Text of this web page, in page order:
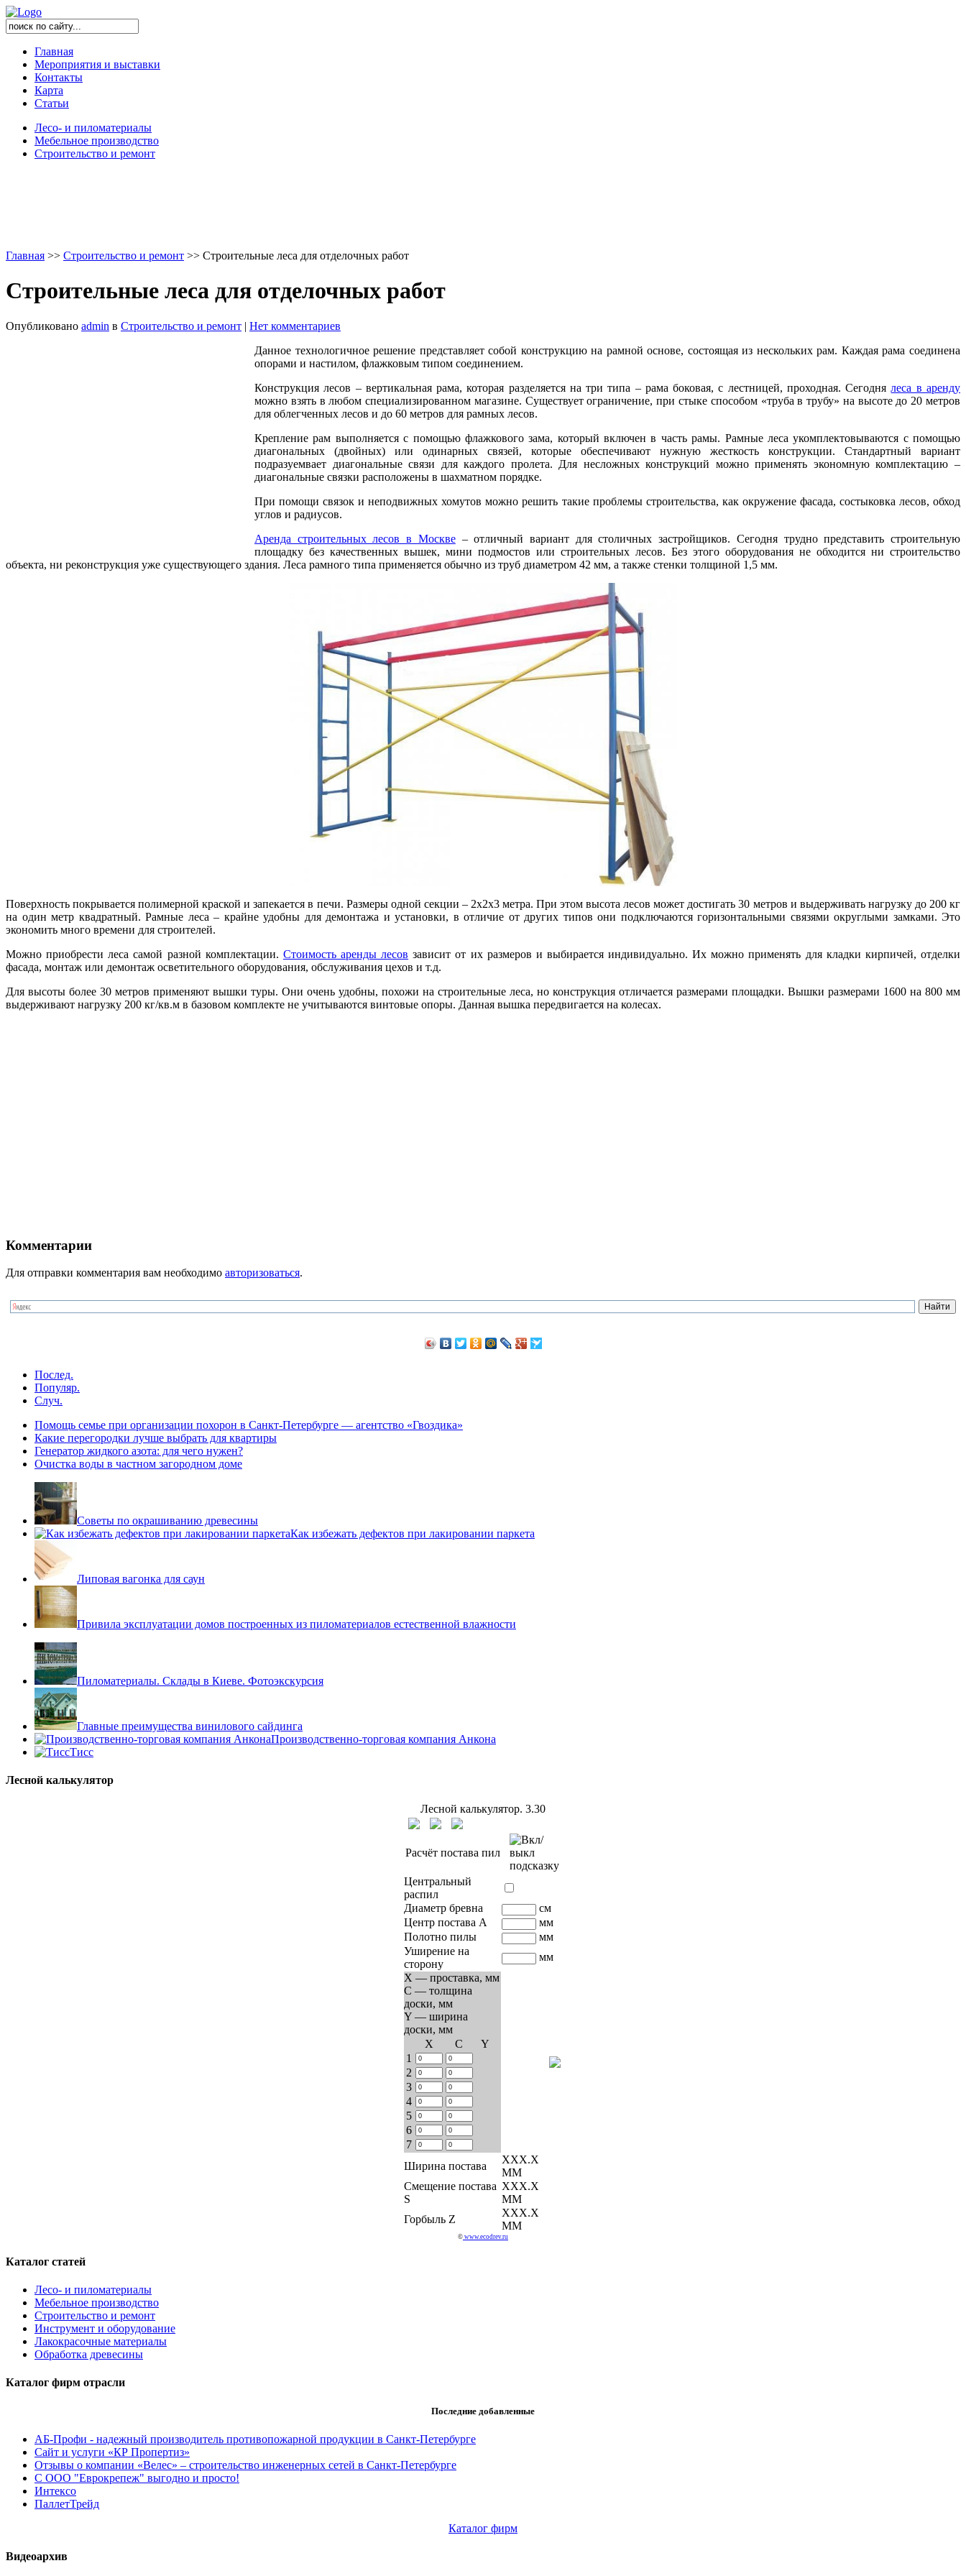
Главная
Мероприятия и выставки
Контакты
Карта
Статьи
Лесо- и пиломатериалы
Мебельное производство
Строительство и ремонт
Главная >> Строительство и ремонт >> Строительные леса для отделочных работ
Строительные леса для отделочных работ
Опубликовано admin в Строительство и ремонт | Нет комментариев
Данное технологичное решение представляет собой конструкцию на рамной основе, состоящая из нескольких рам. Каждая рама соединена
опорами и настилом, флажковым типом соединением.
Конструкция лесов – вертикальная рама, которая разделяется на три типа – рама боковая, с лестницей, проходная. Сегоднялеса в аренду
можно взять в любом специализированном магазине. Существует ограничение, при стыке способом «труба в трубу» на высоте до 20 метров
для облегченных лесов и до 60 метров для рамных лесов.
Крепление рам выполняется с помощью флажкового зама, который включен в часть рамы. Рамные леса укомплектовываются с помощью
диагональных (двойных) или одинарных связей, которые обеспечивают нужную жесткость конструкции. Стандартный вариант
подразуемвает диагональные связи для каждого пролета. Для несложных конструкций можно применять экономную комплектацию –
диагональные связки расположены в шахматном порядке.
При помощи связок и неподвижных хомутов можно решить такие проблемы строительства, как окружение фасада, состыковка лесов, обход
углов и радиусов.
Аренда строительных лесов в Москве– отличный вариант для столичных застройщиков. Сегодня трудно представить строительную
площадку без качественных вышек, мини подмостов или строительных лесов. Без этого оборудования не обходится ни строительство
объекта, ни реконструкция уже существующего здания. Леса рамного типа применяется обычно из труб диаметром 42 мм, а также стенки толщиной 1,5 мм.
Поверхность покрывается полимерной краской и запекается в печи. Размеры одной секции – 2х2х3 метра. При этом высота лесов может достигать 30 метров и выдерживать нагрузку до 200 кг
на один метр квадратный. Рамные леса – крайне удобны для демонтажа и установки, в отличие от других типов они подключаются горизонтальными связями округлыми замками. Это
экономить много времени для строителей.
Можно приобрести леса самой разной комплектации. Стоимость аренды лесов зависит от их размеров и выбирается индивидуально. Их можно применять для кладки кирпичей, отделки
фасада, монтаж или демонтаж осветительного оборудования, обслуживания цехов и т.д.
Для высоты более 30 метров применяют вышки туры. Они очень удобны, похожи на строительные леса, но конструкция отличается размерами площадки. Вышки размерами 1600 на 800 мм
выдерживают нагрузку 200 кг/кв.м в базовом комплекте не учитываются винтовые опоры. Данная вышка передвигается на колесах.
Комментарии
Для отправки комментария вам необходимо авторизоваться.
Послед.
Популяр.
Случ.
Помощь семье при организации похорон в Санкт-Петербурге — агентство «Гвоздика»
Какие перегородки лучше выбрать для квартиры
Генератор жидкого азота: для чего нужен?
Очистка воды в частном загородном доме
Советы по окрашиванию древесины
Как избежать дефектов при лакировании паркета
Липовая вагонка для саун
Привила эксплуатации домов построенных из пиломатериалов естественной влажности
Пиломатериалы. Склады в Киеве. Фотоэкскурсия
Главные преимущества винилового сайдинга
Производственно-торговая компания Анкона
Тисс
Лесной калькулятор
Лесной калькулятор. 3.30
Расчёт постава пил
Центральный
распил
Диаметр бревна
см
Центр постава A
мм
Полотно пилы
мм
Уширение на
сторону
мм
X — проставка, мм
C — толщина
доски, мм
Y — ширина
доски, мм
Х
C
Y
1
2
3
4
5
6
7
Ширина постава
ХХХ.Х
ММ
Смещение постава
S
ХХХ.Х
ММ
Горбыль Z
ХХХ.Х
ММ
© www.ecodrev.ru
Каталог статей
Лесо- и пиломатериалы
Мебельное производство
Строительство и ремонт
Инструмент и оборудование
Лакокрасочные материалы
Обработка древесины
Каталог фирм отрасли
Последние добавленные
АБ-Профи - надежный производитель противопожарной продукции в Санкт-Петербурге
Сайт и услуги «КР Пропертиз»
Отзывы о компании «Велес» – строительство инженерных сетей в Санкт-Петербурге
С ООО "Еврокрепеж" выгодно и просто!
Интексо
ПаллетТрейд
Каталог фирм
Видеоархив